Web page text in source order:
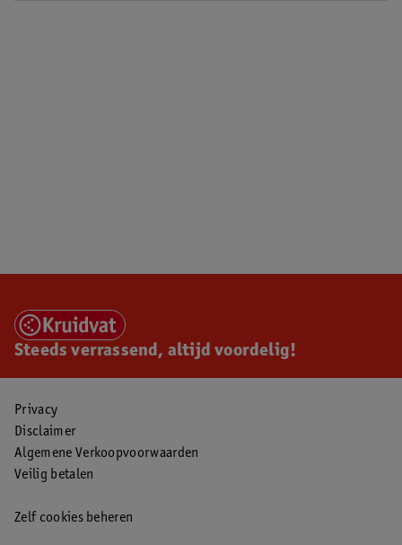
Steeds verrassend, altijd voordelig!
Privacy
Disclaimer
Algemene Verkoopvoorwaarden
Veilig betalen
Zelf cookies beheren